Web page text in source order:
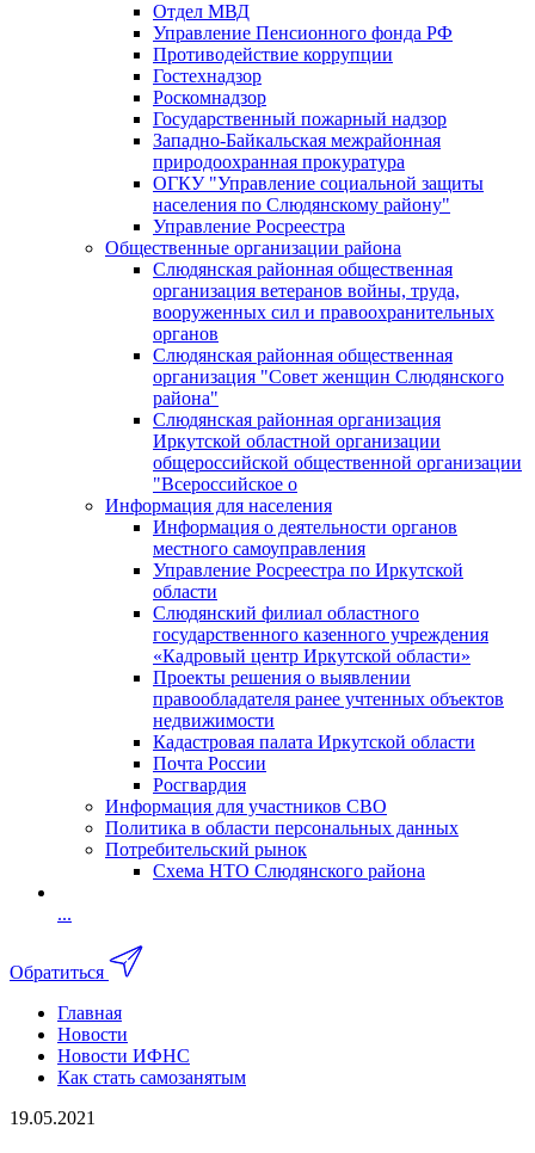
Отдел МВД
Управление Пенсионного фонда РФ
Противодействие коррупции
Гостехнадзор
Роскомнадзор
Государственный пожарный надзор
Западно-Байкальская межрайонная
природоохранная прокуратура
ОГКУ "Управление социальной защиты
населения по Слюдянскому району"
Управление Росреестра
Общественные организации района
Слюдянская районная общественная
организация ветеранов войны, труда,
вооруженных сил и правоохранительных
органов
Слюдянская районная общественная
организация "Совет женщин Слюдянского
района"
Слюдянская районная организация
Иркутской областной организации
общероссийской общественной организации
"Всероссийское о
Информация для населения
Информация о деятельности органов
местного самоуправления
Управление Росреестра по Иркутской
области
Слюдянский филиал областного
государственного казенного учреждения
«Кадровый центр Иркутской области»
Проекты решения о выявлении
правообладателя ранее учтенных объектов
недвижимости
Кадастровая палата Иркутской области
Почта России
Росгвардия
Информация для участников СВО
Политика в области персональных данных
Потребительский рынок
Схема НТО Слюдянского района
...
Обратиться
Главная
Новости
Новости ИФНС
Как стать самозанятым
19.05.2021